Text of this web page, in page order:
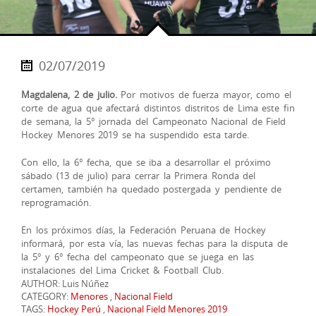
02/07/2019
Magdalena, 2 de julio.Por motivos de fuerza mayor, como el
corte de agua que afectará distintos distritos de Lima este fin
de semana, la 5° jornada del Campeonato Nacional de Field
Hockey Menores 2019 se ha suspendido esta tarde.
Con ello, la 6° fecha, que se iba a desarrollar el próximo
sábado (13 de julio) para cerrar la Primera Ronda del
certamen, también ha quedado postergada y pendiente de
reprogramación.
En los próximos días, la Federación Peruana de Hockey
informará, por esta vía, las nuevas fechas para la disputa de
la 5° y 6° fecha del campeonato que se juega en las
instalaciones del Lima Cricket & Football Club.
AUTHOR: Luis Núñez
CATEGORY: Menores , Nacional Field
TAGS: Hockey Perú , Nacional Field Menores 2019